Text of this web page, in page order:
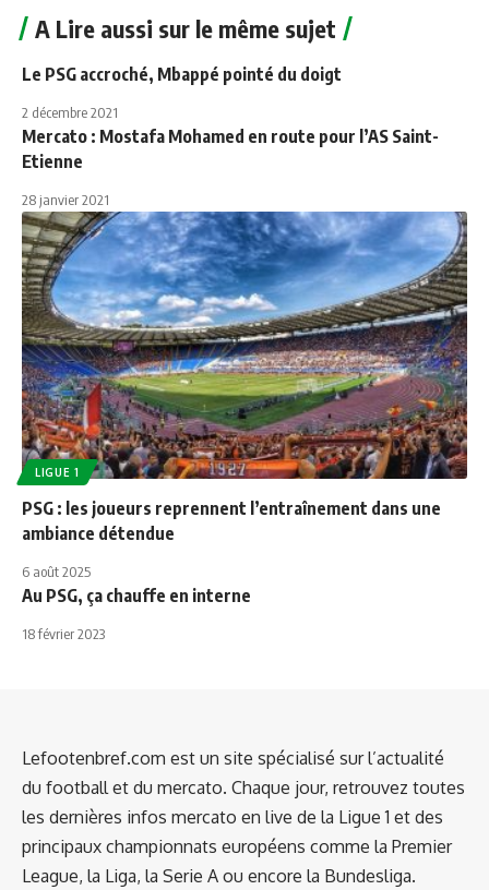
A Lire aussi sur le même sujet
Le PSG accroché, Mbappé pointé du doigt
2 décembre 2021
Mercato : Mostafa Mohamed en route pour l’AS Saint-
Etienne
28 janvier 2021
LIGUE 1
PSG : les joueurs reprennent l’entraînement dans une
ambiance détendue
6 août 2025
Au PSG, ça chauffe en interne
18 février 2023
Lefootenbref.com est un site spécialisé sur l’actualité
du football et du mercato. Chaque jour, retrouvez toutes
les dernières infos mercato en live de la Ligue 1 et des
principaux championnats européens comme la Premier
League, la Liga, la Serie A ou encore la Bundesliga.